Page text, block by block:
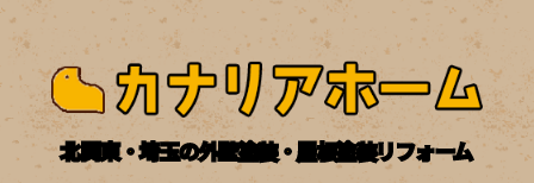
北関東・埼玉の外壁塗装・屋根塗装リフォーム